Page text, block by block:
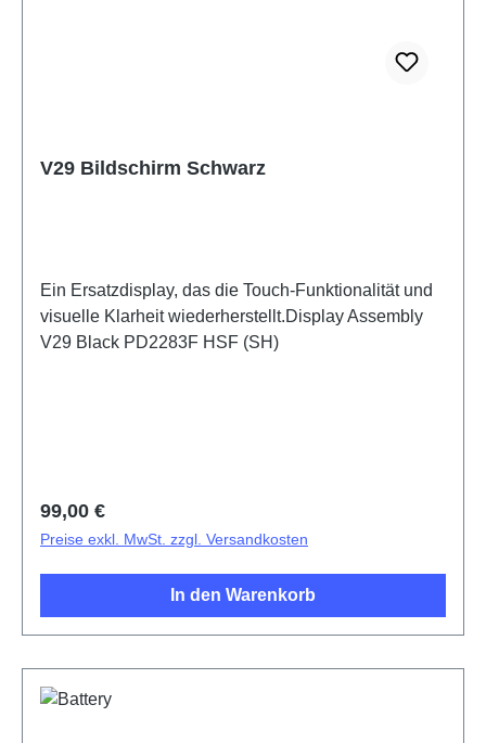
V29 Bildschirm Schwarz
Ein Ersatzdisplay, das die Touch-Funktionalität und
visuelle Klarheit wiederherstellt.Display Assembly
V29 Black PD2283F HSF (SH)
Regulärer Preis:
99,00 €
Preise exkl. MwSt. zzgl. Versandkosten
In den Warenkorb